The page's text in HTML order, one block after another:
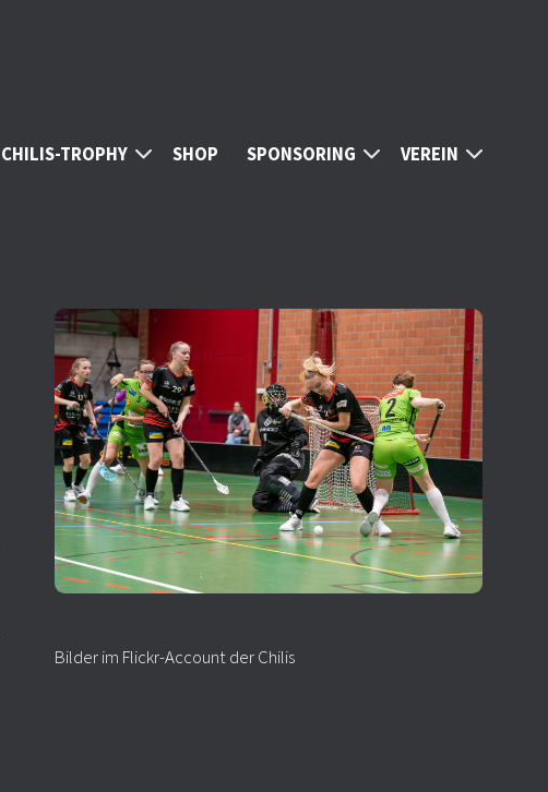
CHILIS-TROPHY SHOP SPONSORING VEREIN
Bilder im Flickr-Account der Chilis